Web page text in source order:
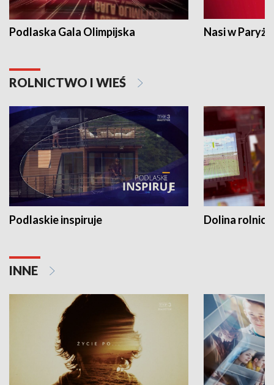
Podlaska Gala Olimpijska Nasi w Paryżu
ROLNICTWO I WIEŚ
Podlaskie inspiruje Dolina
INNE